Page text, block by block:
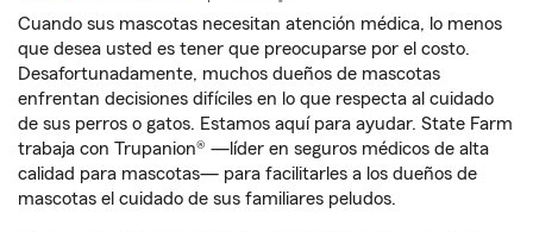
Cuando sus mascotas necesitan atención médica, lo menos
que desea usted es tener que preocuparse por el costo.
Desafortunadamente, muchos dueños de mascotas
enfrentan decisiones difíciles en lo que respecta al cuidado
de sus perros o gatos. Estamos aquí para ayudar. State Farm
trabaja con Trupanion® —líder en seguros médicos de alta
calidad para mascotas— para facilitarles a los dueños de
mascotas el cuidado de sus familiares peludos.